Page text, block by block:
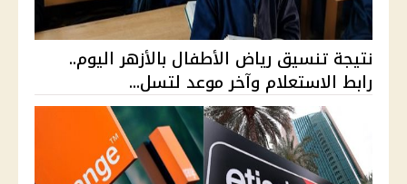
نتيجة تنسيق رياض الأطفال بالأزهر اليوم..
رابط الاستعلام وآخر موعد لتسل...